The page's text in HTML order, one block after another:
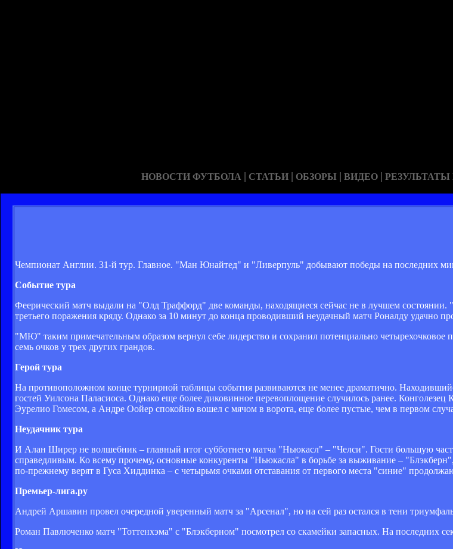
НОВОСТИ ФУТБОЛА | СТАТЬИ | ОБЗОРЫ | ВИДЕО | РЕЗУЛЬТАТЫ
Чемпионат Англии. 31-й тур. Главное. "Ман Юнайтед" и "Ливерпуль" добывают победы на последних
Событие тура
Феерический матч выдали на "Олд Траффорд" две команды, находящиеся сейчас не в лучшем
третьего поражения кряду. Однако за 10 минут до конца проводивший неудачный матч Роналду
"МЮ" таким примечательным образом вернул себе лидерство и сохранил потенциально
семь очков у трех других грандов.
Герой тура
На противоположном конце турнирной таблицы события развиваются не менее драматично.
гостей Уилсона Паласиоса. Однако еще более диковинное перевоплощение случилось ранее.
Эурелио Гомесом, а Андре Оойер спокойно вошел с мячом в ворота, еще более пустые, чем в первом
Неудачник тура
И Алан Ширер не волшебник – главный итог субботнего матча "Ньюкасл" – "Челси". Гости большую
справедливым. Ко всему прочему, основные конкуренты "Ньюкасла" в борьбе за выживание –
по-прежнему верят в Гуса Хиддинка – с четырьмя очками отставания от первого места "синие"
Премьер-лига.ру
Андрей Аршавин провел очередной уверенный матч за "Арсенал", но на сей раз остался в тени
Роман Павлюченко матч "Тоттенхэма" с "Блэкберном" посмотрел со скамейки запасных. На последних